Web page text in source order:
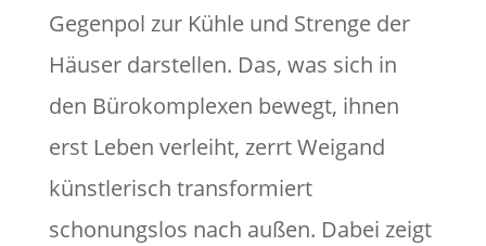
Gegenpol zur Kühle und Strenge der
Häuser darstellen. Das, was sich in
den Bürokomplexen bewegt, ihnen
erst Leben verleiht, zerrt Weigand
künstlerisch transformiert
schonungslos nach außen. Dabei zeigt